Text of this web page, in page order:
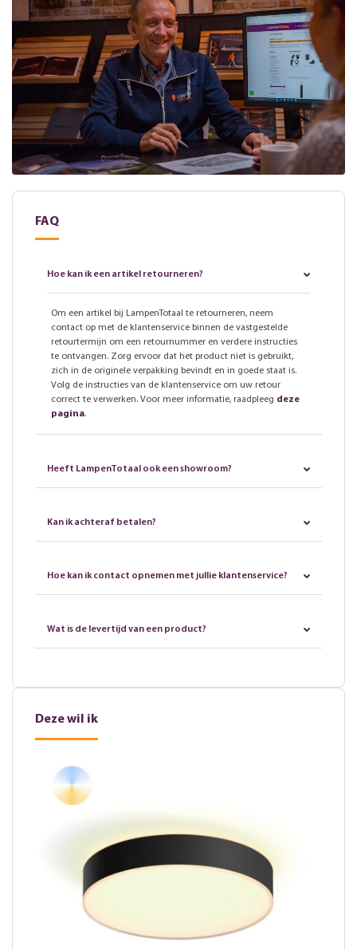
FAQ
Hoe kan ik een artikel retourneren?
Om een artikel bij LampenTotaal te retourneren, neem
contact op met de klantenservice binnen de vastgestelde
retourtermijn om een retournummer en verdere instructies
te ontvangen. Zorg ervoor dat het product niet is gebruikt,
zich in de originele verpakking bevindt en in goede staat is.
Volg de instructies van de klantenservice om uw retour
correct te verwerken. Voor meer informatie, raadpleeg deze
pagina.
Heeft LampenTotaal ook een showroom?
Kan ik achteraf betalen?
Hoe kan ik contact opnemen met jullie klantenservice?
Wat is de levertijd van een product?
Deze wil ik